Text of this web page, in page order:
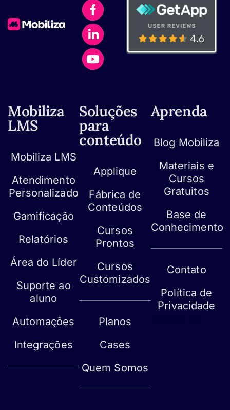
Mobiliza
LMS
Mobiliza LMS
Atendimento
Personalizado
Gamificação
Relatórios
Área do Líder
Suporte ao
aluno
Automações
Integrações
Soluções
para
conteúdo
Applique
Fábrica de
Conteúdos
Cursos
Prontos
Cursos
Customizados
Planos
Cases
Quem Somos
Aprenda
Blog Mobiliza
Materiais e
Cursos
Gratuitos
Base de
Conhecimento
Contato
Política de
Privacidade